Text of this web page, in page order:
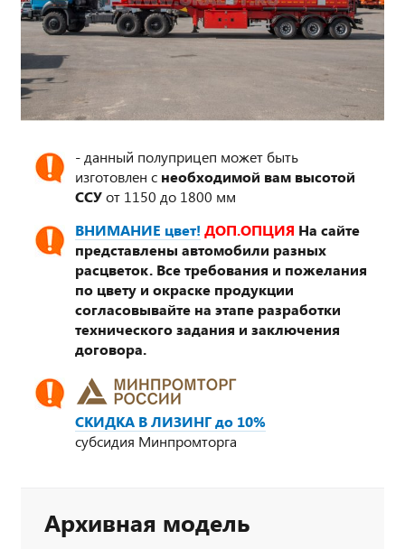
- данный полуприцеп может быть
изготовлен с необходимой вам высотой
ССУот 1150 до 1800 мм
ВНИМАНИЕ цвет! ДОП.ОПЦИЯ На сайте
представлены автомобили разных
расцветок. Все требования и пожелания
по цвету и окраске продукции
согласовывайте на этапе разработки
технического задания и заключения
договора.
СКИДКА В ЛИЗИНГ до 10%
субсидия Минпромторга
Архивная модель